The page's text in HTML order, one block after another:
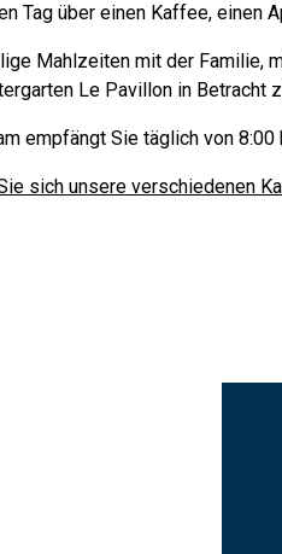
Tag über einen Kaffee, einen
Mahlzeiten mit der Familie,
Le Pavillon in Betracht
empfängt Sie täglich von 8:00
sich unsere verschiedenen